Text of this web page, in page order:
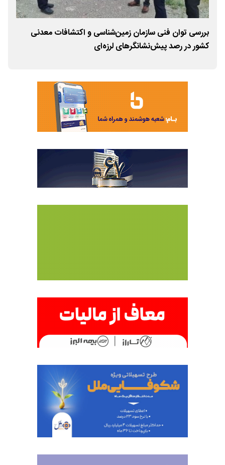
بررسی توان فنی سازمان زمین‌شناسی و اکتشافات معدنی
کشور در رصد پیش‌نشانگرهای لرزه‌ای